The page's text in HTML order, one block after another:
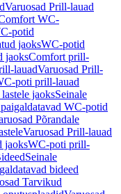
Varuosad Prill-lauad
WC-
potid
jaoksWC-potid
jaoksComfort prill-
lauadVaruosad Prill-
poti prill-lauad
jaoksSeinale
WC-potid
Põrandale
Varuosad Prill-lauad
jaoksWC-poti prill-
Seinale
bideed
Tarvikud